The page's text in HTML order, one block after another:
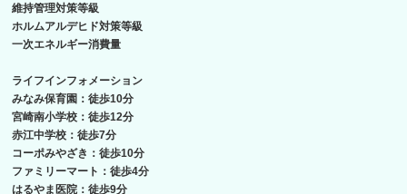
維持管理対策等級
ホルムアルデヒド対策等級
一次エネルギー消費量
ライフインフォメーション
みなみ保育園：徒歩10分
宮崎南小学校：徒歩12分
赤江中学校：徒歩7分
コーポみやざき：徒歩10分
ファミリーマート：徒歩4分
はるやま医院：徒歩9分